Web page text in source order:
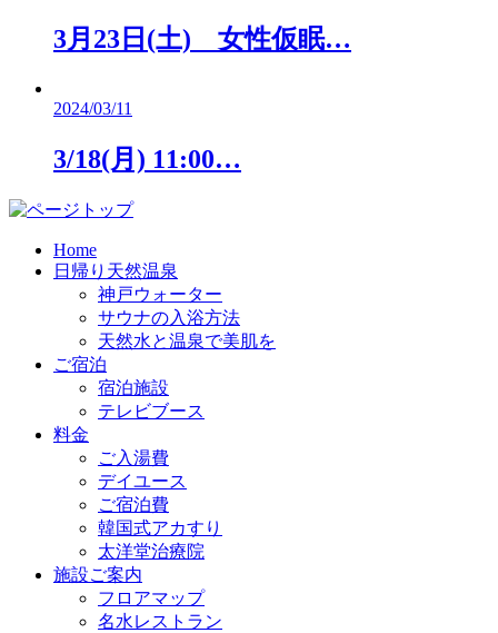
3月23日(土) 女性仮眠…
2024/03/11
3/18(月) 11:00…
Home
日帰り天然温泉
神戸ウォーター
サウナの入浴方法
天然水と温泉で美肌を
ご宿泊
宿泊施設
テレビブース
料金
ご入湯費
デイユース
ご宿泊費
韓国式アカすり
太洋堂治療院
施設ご案内
フロアマップ
名水レストラン